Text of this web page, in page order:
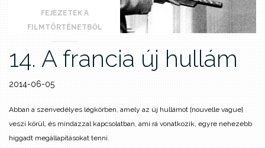
FEJEZETEK A
FILMTÖRTÉNETBŐL
14. A francia új hullám
2014-06-05
Abban a szenvedélyes légkörben, amely az új hullámot [nouvelle vague]
veszi körül, és mindazzal kapcsolatban, ami rá vonatkozik, egyre nehezebb
higgadt megállapításokat tenni.